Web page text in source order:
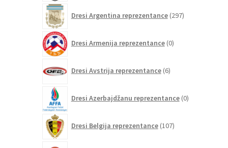
Dresi Argentina reprezentance 297izdelkov
Dresi Armenija reprezentance 0izdelkov
Dresi Avstrija reprezentance 6izdelkov
Dresi Azerbajdžanu reprezentance 0izdelkov
Dresi Belgija reprezentance 107izdelkov